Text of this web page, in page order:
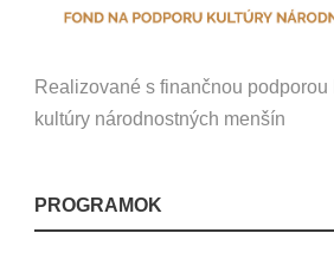
Realizované s finančnou
kultúry národnostných menšín
PROGRAMOK